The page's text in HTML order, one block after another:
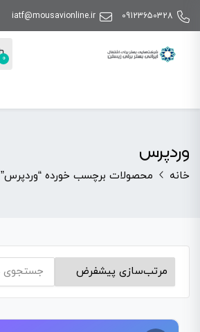
09123650328
iatf@mousavionline.ir
0
وردپرس
خانه محصولات برچسب خورده “وردپرس”
برای: